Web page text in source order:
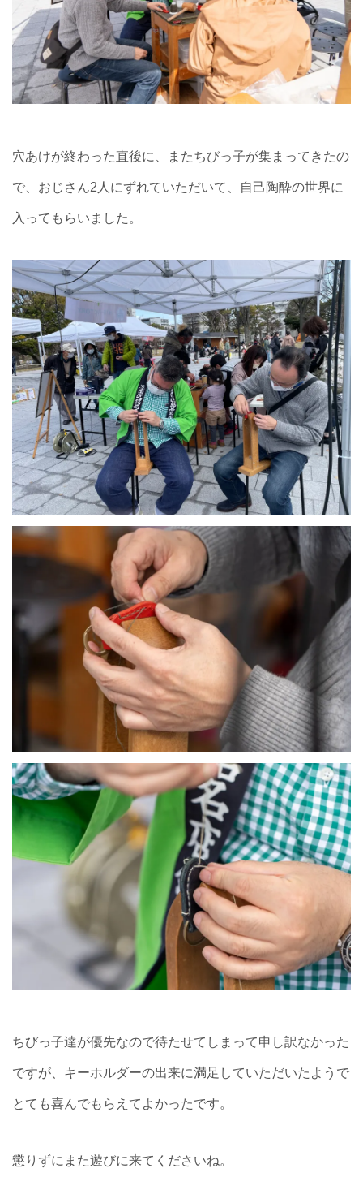
穴あけが終わった直後に、またちびっ子が集まってきたの
で、おじさん2人にずれていただいて、自己陶酔の世界に
入ってもらいました。
ちびっ子達が優先なので待たせてしまって申し訳なかった
ですが、キーホルダーの出来に満足していただいたようで
とても喜んでもらえてよかったです。
懲りずにまた遊びに来てくださいね。